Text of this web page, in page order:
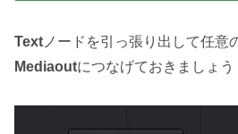
Text ノードを引っ張り出して任意
Mediaoutにつなげておきましょう